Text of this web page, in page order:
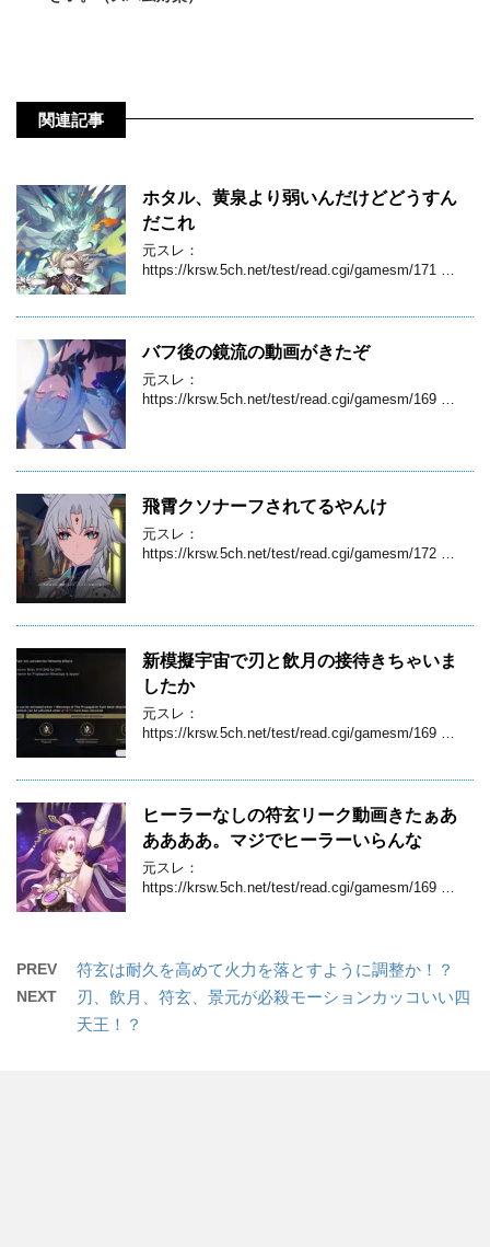
関連記事
ホタル、黄泉より弱いんだけどどうすん
だこれ
元スレ：
https://krsw.5ch.net/test/read.cgi/gamesm/171 …
バフ後の鏡流の動画がきたぞ
元スレ：
https://krsw.5ch.net/test/read.cgi/gamesm/169 …
飛霄クソナーフされてるやんけ
元スレ：
https://krsw.5ch.net/test/read.cgi/gamesm/172 …
新模擬宇宙で刃と飲月の接待きちゃいま
したか
元スレ：
https://krsw.5ch.net/test/read.cgi/gamesm/169 …
ヒーラーなしの符玄リーク動画きたぁあ
ああああ。マジでヒーラーいらんな
元スレ：
https://krsw.5ch.net/test/read.cgi/gamesm/169 …
PREV 符玄は耐久を高めて火力を落とすように調整か！？
NEXT
刃、飲月、符玄、景元が必殺モーションカッコいい四
天王！？